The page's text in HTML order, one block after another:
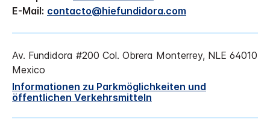
E-Mail: contacto@hiefundidora.com
Av. Fundidora #200 Col. Obrera Monterrey, NLE 64010
Mexico
Informationen zu Parkmöglichkeiten und
öffentlichen Verkehrsmitteln